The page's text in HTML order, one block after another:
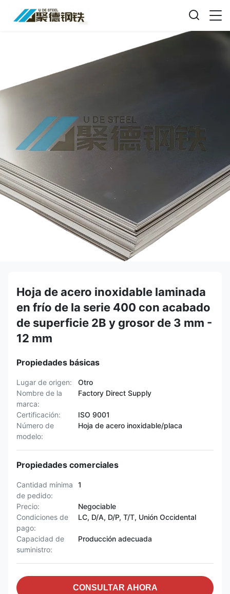
Hoja de acero inoxidable laminada
en frío de la serie 400 con acabado
de superficie 2B y grosor de 3 mm -
12 mm
Propiedades básicas
Lugar de origen:
Otro
Nombre de la
marca:
Factory Direct Supply
Certificación:
ISO 9001
Número de
modelo:
Hoja de acero inoxidable/placa
Propiedades comerciales
Cantidad mínima
de pedido:
1
Precio:
Negociable
Condiciones de
pago:
LC, D/A, D/P, T/T, Unión Occidental
Capacidad de
suministro:
Producción adecuada
CONSULTAR AHORA